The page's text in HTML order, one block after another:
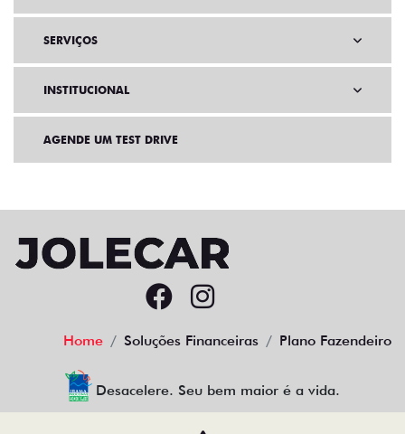
SERVIÇOS
INSTITUCIONAL
AGENDE UM TEST DRIVE
Home Soluções Financeiras Plano Fazendeiro
Desacelere. Seu bem maior é a vida.